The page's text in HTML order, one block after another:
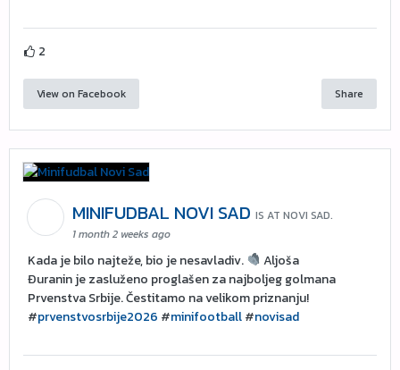
2
View on Facebook Share
MINIFUDBAL NOVI SAD IS AT NOVI SAD.
1 month 2 weeks ago
Kada je bilo najteže, bio je nesavladiv.
Aljoša
Đuranin je zasluženo proglašen za najboljeg golmana
Prvenstva Srbije. Čestitamo na velikom priznanju!
#prvenstvosrbije2026 #minifootball#novisad